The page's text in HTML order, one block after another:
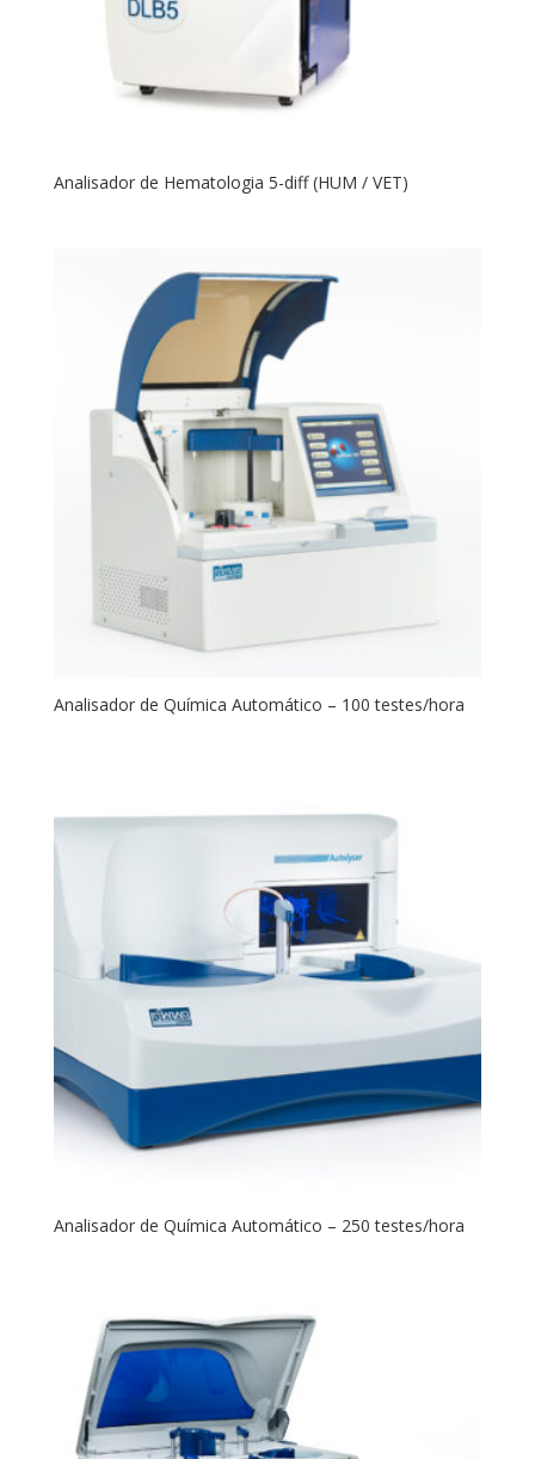
Analisador de Hematologia 5-diff (HUM / VET)
Analisador de Química Automático – 100 testes/hora
Analisador de Química Automático – 250 testes/hora